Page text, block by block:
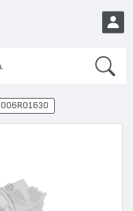
EUR
006R01630